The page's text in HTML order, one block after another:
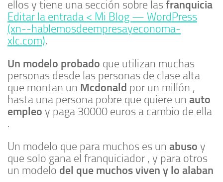
ellos y tiene una sección sobre lasfranquicia
Editar la entrada < Mi Blog — WordPress
(xn--hablemosdeempresayeconoma-
xlc.com).
Un modelo probado que utilizan muchas
personas desde las personas de clase alta
que montan un Mcdonald por un millón ,
hasta una persona pobre que quiere un auto
empleo y paga 30000 euros a cambio de ella
.
Un modelo que para muchos es un abuso y
que solo gana el franquiciador , y para otros
un modelo del que muchos viven y lo alaban